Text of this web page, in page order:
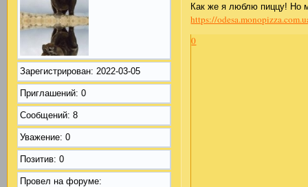
Зарегистрирован: 2022-03-05
Приглашений: 0
Сообщений: 8
Уважение: 0
Позитив: 0
Провел на форуме:
Как же я люблю пиццу! Но
https://
0